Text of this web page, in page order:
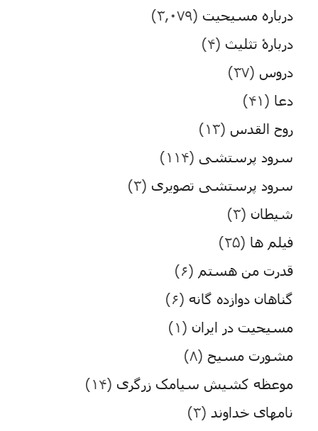
درباره مسیحیت (۳,۰۷۹)
دربارۀ تثلیث (۴)
دروس (۳۷)
دعا (۴۱)
روح القدس (۱۳)
سرود پرستشی (۱۱۴)
سرود پرستشی تصویری (۳)
شیطان (۳)
فیلم ها (۲۵)
قدرت من هستم (۶)
گناهان دوازده گانه (۶)
مسیحیت در ایران (۱)
مشورت مسیح (۸)
موعظه کشیش سیامک زرگری (۱۴)
نامهای خداوند (۳)